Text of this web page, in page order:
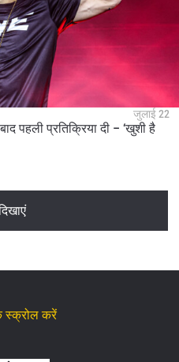
जुलाई 22
पहली प्रतिक्रिया दी – ‘खुशी है
स्क्रोल करें